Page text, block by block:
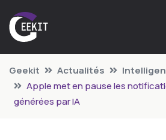
Geekit Actualités
Apple met en pause les
générées par IA